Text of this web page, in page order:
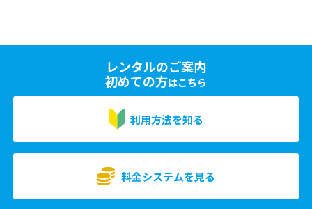
レンタルのご案内
初めての方はこちら
利用方法を知る
料金システムを見る